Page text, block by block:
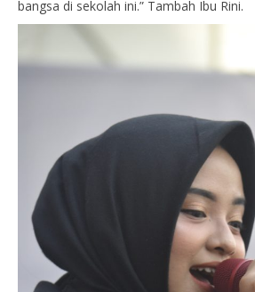
bangsa di sekolah ini.” Tambah Ibu Rini.